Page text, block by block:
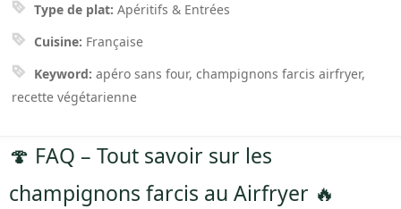
Type de plat: Apéritifs & Entrées
Cuisine: Française
Keyword: apéro sans four, champignons farcis airfryer,
recette végétarienne
🍄 FAQ – Tout savoir sur les
champignons farcis au Airfryer 🔥